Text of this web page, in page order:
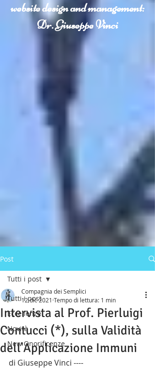
website design and management:
Dr. Giuseppe Vinci
Post
Tutti i post
Eccellenze
Novità
New Onorificenze
Tutti i post
Intervista al Prof. Pierluigi
Contucci (*), sulla Validità
dell'Applicazione Immuni
Compagnia dei Semplici
12 dic 2021 Tempo di lettura: 1 min
di Giuseppe Vinci ----